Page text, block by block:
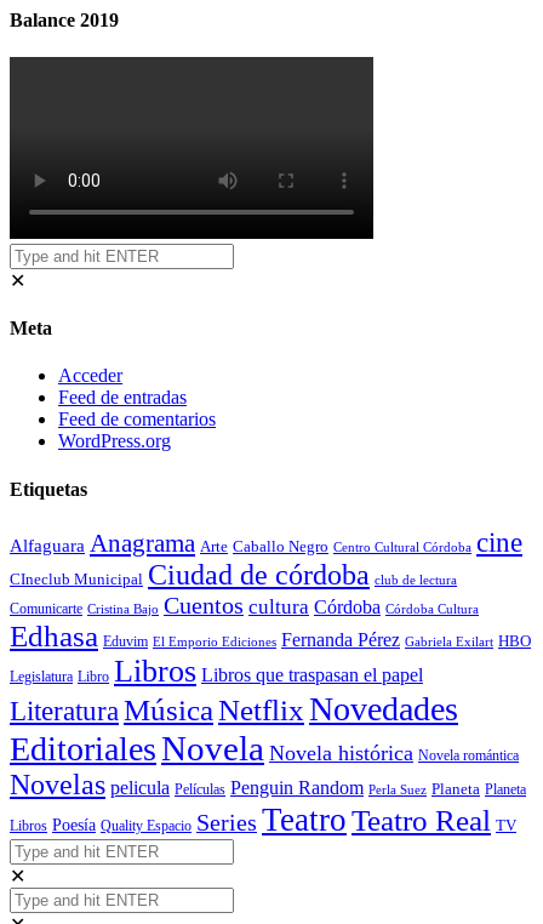
Balance 2019
✕
Meta
Acceder
Feed de entradas
Feed de comentarios
WordPress.org
Etiquetas
Alfaguara Anagrama Arte Caballo Negro Centro Cultural Córdoba cine
CIneclub Municipal Ciudad de córdoba club de lectura
Comunicarte Cristina Bajo Cuentos cultura Córdoba Córdoba Cultura
Edhasa Eduvim El Emporio Ediciones Fernanda Pérez Gabriela Exilart HBO
Legislatura Libro Libros Libros que traspasan el papel
LiteraturaMúsicaNetflixNovedades
EditorialesNovela Novela histórica Novela romántica
Novelas pelicula Películas Penguin Random Perla Suez Planeta Planeta
Libros Poesía Quality Espacio Series TeatroTeatro Real TV
✕